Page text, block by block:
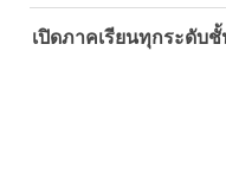
เปิดภาคเรียนทุกระดับ